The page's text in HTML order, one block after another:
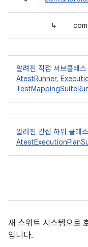
↳
알려진 직접 서브클래스
AtestRunner,
알려진 간접 하위 클래스
새 스위트 시스템으로
입니다.